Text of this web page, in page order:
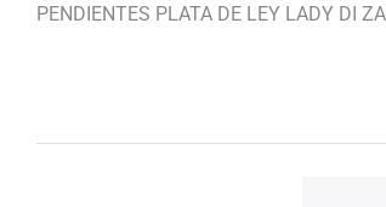
PENDIENTES PLATA DE LEY LADY DI